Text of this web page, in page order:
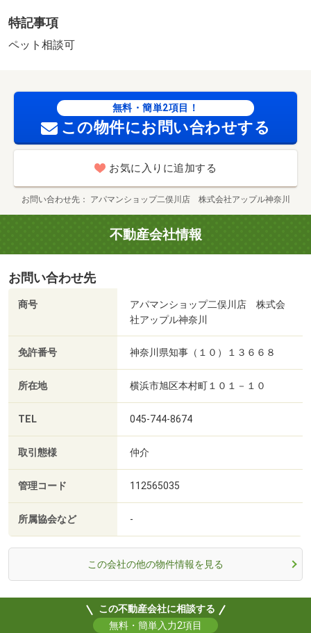
決済が可能♪ オンラインでの接客・内見・契約まで来店不
要で可能です！また他社様物件もご紹介可能です！お気軽
正取引協議会加盟/鍵交換費用 27500円/２４時間サポー
ト 16500円/書類作成費 5500円
特記事項
ペット相談可
無料・簡単2項目！
この物件にお問い合わせする
お気に入りに追加する
お問い合わせ先 アパマンショップ二俣川店 株式会社アップル神奈川
不動産会社情報
お問い合わせ先
商号
アパマンショップ二俣川店 株式会
社アップル神奈川
免許番号 神奈川県知事（１０）１３６６８
所在地 横浜市旭区本村町１０１－１０
TEL 045-744-8674
取引態様 仲介
管理コード 112565035
所属協会など -
この会社の他の物件情報を見る
この不動産会社に相談する
無料・簡単入力2項目